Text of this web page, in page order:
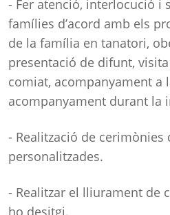
- Fer atenció, interlocució i
famílies d’acord amb els
de la família en tanatori,
presentació de difunt,
comiat, acompanyament a
acompanyament durant la
- Realització de cerimònies
personalitzades.
- Realitzar el lliurament de
ho desitgi.